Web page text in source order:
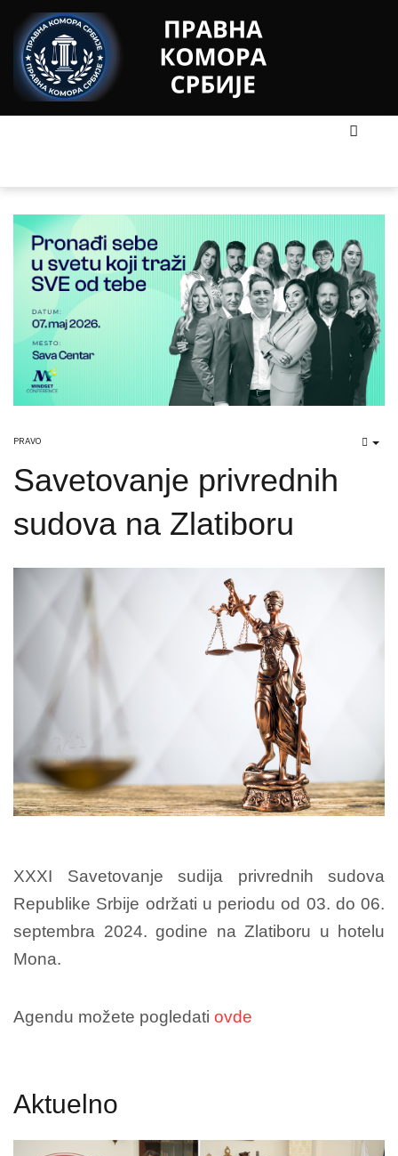
PRAVO
Savetovanje privrednih
sudova na Zlatiboru
XXXI Savetovanje sudija privrednih sudova
Republike Srbije održati u periodu od 03. do 06.
septembra 2024. godine na Zlatiboru u hotelu
Mona.
Agendu možete pogledati ovde
Aktuelno